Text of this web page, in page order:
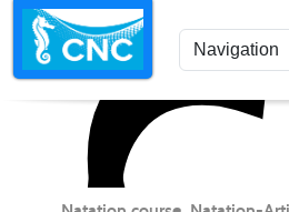
Panneau de gestion des cookies